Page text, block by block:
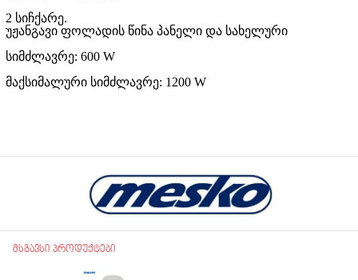
2 სიჩქარე.
უჟანგავი ფოლადის წინა პანელი და სახელური
სიმძლავრე: 600 W
მაქსიმალური სიმძლავრე: 1200 W
მსგავსი პროდუქტები